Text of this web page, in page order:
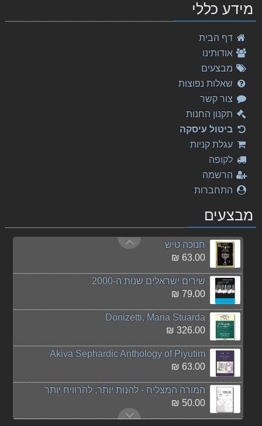
מידע כללי
דף הבית
אודותינו
מבצעים
שאלות נפוצות
צור קשר
תקנון החנות
ביטול עיסקה
עגלת קניות
לקופה
הרשמה
התחברות
מבצעים
50.00 ₪
Lev Kogan Hassidic Tunes
40.00 ₪
תמונה
Bach - Overture in D major, BWV 1069
125.00 ₪
Puccini - Turandot
25.00 ₪
חנוכה טיש
63.00 ₪
שירים ישראלים שנות ה-2000
79.00 ₪
Donizetti, Maria Stuarda
326.00 ₪
Akiva Sephardic Anthology of Piyutim
63.00 ₪
המורה המצליח - להנות יותר, להרוויח יותר
50.00 ₪